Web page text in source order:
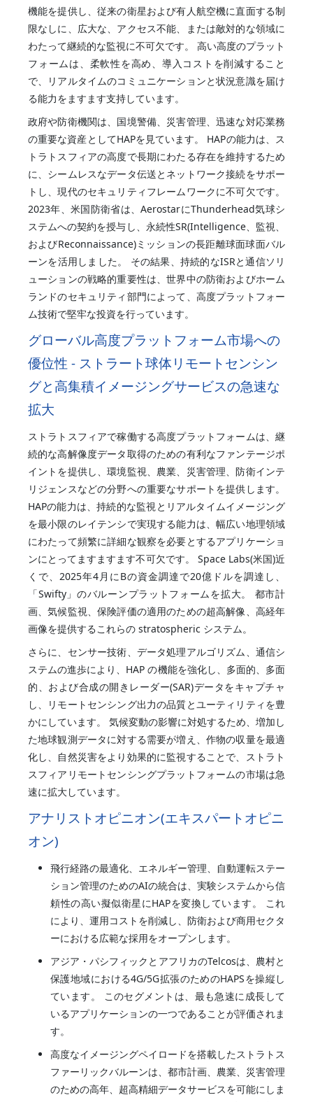
機能を提供し、従来の衛星および有人航空機に直面する制
限なしに、広大な、アクセス不能、または敵対的な領域に
わたって継続的な監視に不可欠です。 高い高度のプラット
フォームは、柔軟性を高め、導入コストを削減すること
で、リアルタイムのコミュニケーションと状況意識を届け
る能力をますます支持しています。
政府や防衛機関は、国境警備、災害管理、迅速な対応業務
の重要な資産としてHAPを見ています。 HAPの能力は、ス
トラトスフィアの高度で長期にわたる存在を維持するため
に、シームレスなデータ伝送とネットワーク接続をサポー
トし、現代のセキュリティフレームワークに不可欠です。
2023年、米国防衛省は、AerostarにThunderhead気球シ
ステムへの契約を授与し、永続性SR(Intelligence、監視、
およびReconnaissance)ミッションの長距離球面球面バル
ーンを活用しました。 その結果、持続的なISRと通信ソリ
ューションの戦略的重要性は、世界中の防衛およびホーム
ランドのセキュリティ部門によって、高度プラットフォー
ム技術で堅牢な投資を行っています。
グローバル高度プラットフォーム市場への
優位性 - ストラート球体リモートセンシン
グと高集積イメージングサービスの急速な
拡大
ストラトスフィアで稼働する高度プラットフォームは、継
続的な高解像度データ取得のための有利なファンテージポ
イントを提供し、環境監視、農業、災害管理、防衛インテ
リジェンスなどの分野への重要なサポートを提供します。
HAPの能力は、持続的な監視とリアルタイムイメージング
を最小限のレイテンシで実現する能力は、幅広い地理領域
にわたって頻繁に詳細な観察を必要とするアプリケーショ
ンにとってますますます不可欠です。 Space Labs(米国)近
くで、2025年4月にBの資金調達で20億ドルを調達し、
「Swifty」のバルーンプラットフォームを拡大。 都市計
画、気候監視、保険評価の適用のための超高解像、高経年
画像を提供するこれらの stratospheric システム。
さらに、センサー技術、データ処理アルゴリズム、通信シ
ステムの進歩により、HAP の機能を強化し、多面的、多面
的、および合成の開きレーダー(SAR)データをキャプチャ
し、リモートセンシング出力の品質とユーティリティを豊
かにしています。 気候変動の影響に対処するため、増加し
た地球観測データに対する需要が増え、作物の収量を最適
化し、自然災害をより効果的に監視することで、ストラト
スフィアリモートセンシングプラットフォームの市場は急
速に拡大しています。
アナリストオピニオン(エキスパートオピニ
オン)
飛行経路の最適化、エネルギー管理、自動運転ステー
ション管理のためのAIの統合は、実験システムから信
頼性の高い擬似衛星にHAPを変換しています。 これ
により、運用コストを削減し、防衛および商用セクタ
ーにおける広範な採用をオープンします。
アジア・パシフィックとアフリカのTelcosは、農村と
保護地域における4G/5G拡張のためのHAPSを操縦し
ています。 このセグメントは、最も急速に成長して
いるアプリケーションの一つであることが評価されま
す。
高度なイメージングペイロードを搭載したストラトス
ファーリックバルーンは、都市計画、農業、災害管理
のための高年、超高精細データサービスを可能にしま